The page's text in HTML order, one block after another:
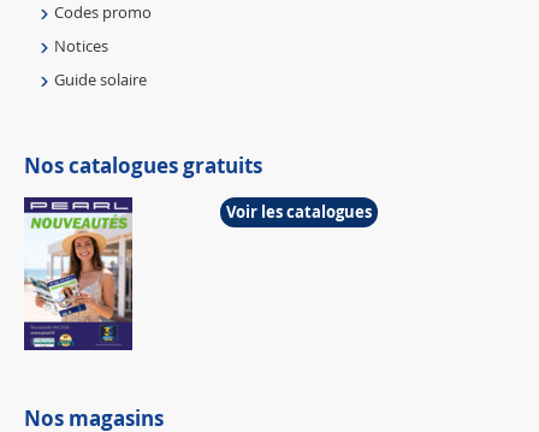
Codes promo
Notices
Guide solaire
Nos catalogues gratuits
Voir les catalogues
Nos magasins